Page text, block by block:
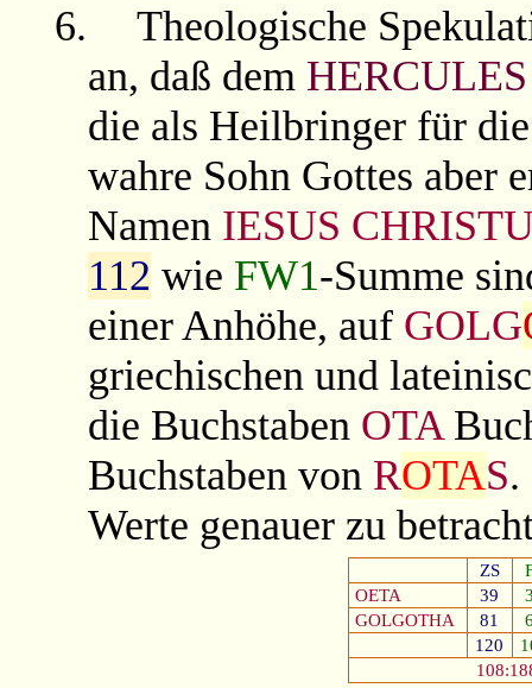
6.
Theologische
an, daß dem HERCULES
die als Heilbringer für
wahre Sohn Gottes aber
Namen IESUS
112 wie FW1-Summe
einer Anhöhe, auf GOLG
griechischen und
die Buchstaben OTA
Buchstaben von ROTAS.
Werte genauer zu
ZS
OETA
39
GOLGOTHA
81
120